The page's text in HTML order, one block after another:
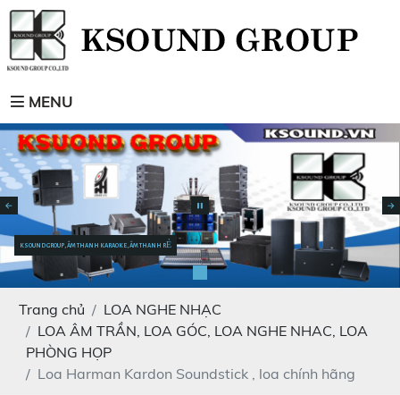
MENU
KSOUND GROUP, ÂM THANH KARAOKE, ÂM THANH RẺ
Trang chủ
LOA NGHE NHẠC
LOA ÂM TRẦN, LOA GÓC, LOA NGHE NHAC, LOA
PHÒNG HỌP
Loa Harman Kardon Soundstick , loa chính hãng